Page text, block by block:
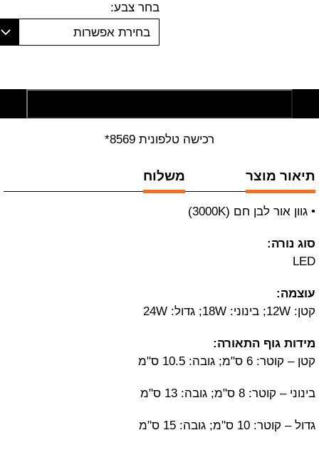
בחר צבע:
בחירת אפשרות
רכישה טלפונית 8569*
תיאור מוצר משלוח
• גוון אור לבן חם (3000K)
סוג נורה:
LED
עוצמה:
קטן: 12W; בינוני: 18W; גדול: 24W
מידות גוף התאורה:
קטן – קוטר: 6 ס"מ; גובה: 10.5 ס"מ
בינוני – קוטר: 8 ס"מ; גובה: 13 ס"מ
גדול – קוטר: 10 ס"מ; גובה: 15 ס"מ